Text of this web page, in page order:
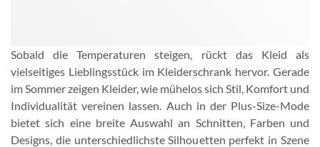
Sobald die Temperaturen steigen, rückt das Kleid als
vielseitiges Lieblingsstück im Kleiderschrank hervor. Gerade
im Sommer zeigen Kleider, wie mühelos sich Stil, Komfort und
Individualität vereinen lassen. Auch in der Plus-Size-Mode
bietet sich eine breite Auswahl an Schnitten, Farben und
Designs, die unterschiedlichste Silhouetten perfekt in Szene